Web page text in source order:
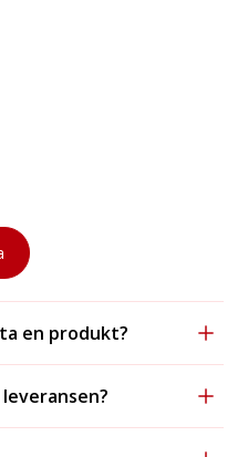
en produkt?